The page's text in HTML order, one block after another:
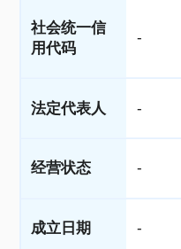
社会统一信
用代码
-
法定代表人 -
经营状态 -
成立日期 -